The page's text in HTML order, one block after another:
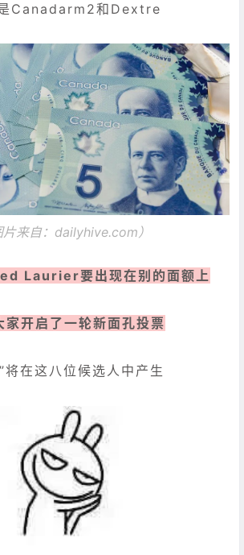
Canadarm2和Dextre
片来自：dailyhive.com）
Laurier要出现在别的面额上
家开启了一轮新面孔投票
将在这八位候选人中产生